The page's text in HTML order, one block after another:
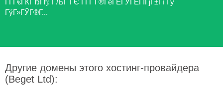
ГЃГ€ГЌГЂГђ: ГЉГ ГЄ Г­ГҐ Г®ГёГЁГЎГЁГІГјГ±Гї Гў
ГўГ»ГЎГ®Г...
Другие домены этого хостинг-провайдера
(Beget Ltd):